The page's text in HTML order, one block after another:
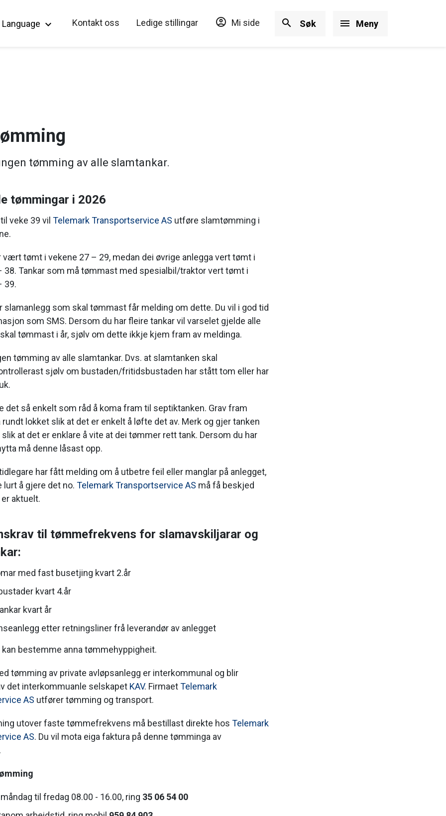
Hopp til hovedinnholdet
Language keyboard_arrow_down Kontakt oss Ledige stillingar account_circle Mi side search Søk menu Meny
tømming av alle slamtankar.
tømmingar i 2026
veke 39 vil Telemark Transportservice AS utføre slamtømming i
vært tømt i vekene 27 – 29, medan dei øvrige anlegga vert tømt i
38. Tankar som må tømmast med spesialbil/traktor vert tømt i
39.
slamanlegg som skal tømmast får melding om dette. Du vil i god tid
som SMS. Dersom du har fleire tankar vil varselet gjelde alle
tømmast i år, sjølv om dette ikkje kjem fram av meldinga.
tømming av alle slamtankar. Dvs. at slamtanken skal
sjølv om bustaden/fritidsbustaden har stått tom eller har
det så enkelt som råd å koma fram til septiktanken. Grav fram
rundt lokket slik at det er enkelt å løfte det av. Merk og gjer tanken
at det er enklare å vite at dei tømmer rett tank. Dersom du har
må denne låsast opp.
har fått melding om å utbetre feil eller manglar på anlegget,
lurt å gjere det no. Telemark Transportservice AS må få beskjed
aktuelt.
til tømmefrekvens for slamavskiljarar og
med fast busetjing kvart 2.år
kvart 4.år
kvart år
etter retningsliner frå leverandør av anlegget
bestemme anna tømmehyppigheit.
tømming av private avløpsanlegg er interkommunal og blir
det interkommuanle selskapet KAV. FirmaetTelemark
AS utfører tømming og transport.
utover faste tømmefrekvens må bestillast direkte hos Telemark
AS. Du vil mota eiga faktura på denne tømminga av
til fredag 08.00 - 16.00, ring 35 06 54 00